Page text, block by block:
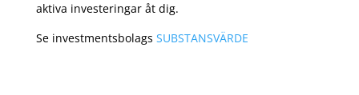
aktiva investeringar åt dig.
Se investmentsbolags SUBSTANSVÄRDE